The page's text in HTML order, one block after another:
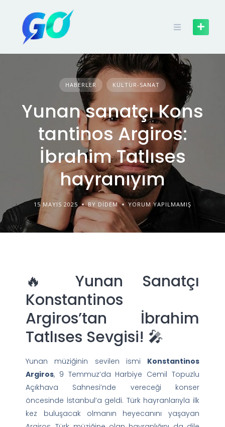
HABERLER KÜLTÜR-SANAT
Yunan sanatçı Kons
tantinos Argiros:
İbrahim Tatlıses
hayranıyım
15 MAYIS 2025 BY DIDEM YORUM YAPILMAMIŞ
🔥 Yunan Sanatçı
Konstantinos
Argiros’tan İbrahim
Tatlıses Sevgisi! 🎤
Yunan müziğinin sevilen ismi Konstantinos
Argiros, 9 Temmuz’da Harbiye Cemil Topuzlu
Açıkhava Sahnesi’nde vereceği konser
öncesinde İstanbul’a geldi. Türk hayranlarıyla ilk
kez buluşacak olmanın heyecanını yaşayan